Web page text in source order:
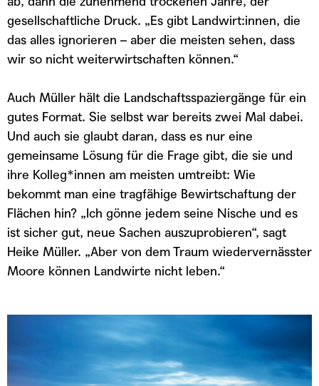
gesellschaftliche Druck. „Es gibt Landwirt:innen, die
das alles ignorieren – aber die meisten sehen, dass
wir so nicht weiterwirtschaften können.“
Auch Müller hält die Landschaftsspaziergänge für ein
gutes Format. Sie selbst war bereits zwei Mal dabei.
Und auch sie glaubt daran, dass es nur eine
gemeinsame Lösung für die Frage gibt, die sie und
ihre Kolleg*innen am meisten umtreibt: Wie
bekommt man eine tragfähige Bewirtschaftung der
Flächen hin? „Ich gönne jedem seine Nische und es
ist sicher gut, neue Sachen auszuprobieren“, sagt
Heike Müller. „Aber von dem Traum wiedervernässter
Moore können Landwirte nicht leben.“